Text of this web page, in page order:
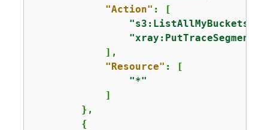
"Action" : [
"s3:ListAllMyBuckets"
"xray:PutTraceSegments"
            ],
"Resource" : [
"*"
            ]
        },
{